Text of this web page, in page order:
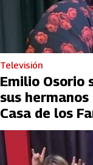
Televisión
Emilio Osorio
sus
Casa de los